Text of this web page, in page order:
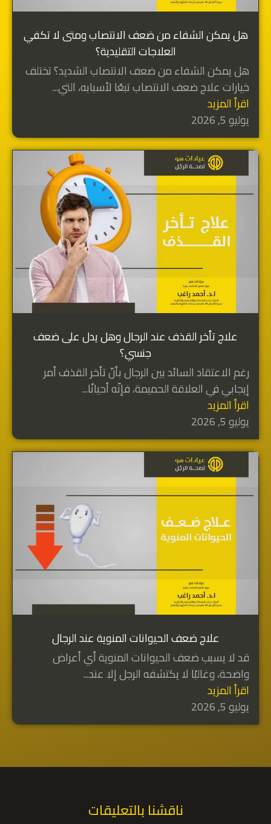
هل يمكن الشفاء من ضعف الانتصاب ومتى لا تكفي
العلاجات التقليدية؟
هل يمكن الشفاء من ضعف الانتصاب الشديد؟ تختلف
خيارات علاج ضعف الانتصاب تبعًا لأسبابه، التي...
اقرأ المزيد
يوليو 5, 2026
علاج تأخر القذف عند الرجال وهل يدل على ضعف
جنسي؟
رغم الاعتقاد السائد بين الرجال بأنّ تأخر القذف أمر
إيجابي في العلاقة الحميمة، فإنّه أحيانًا...
اقرأ المزيد
يوليو 5, 2026
علاج ضعف الحيوانات المنوية عند الرجال
قد لا يسبب ضعف الحيوانات المنوية أي أعراض
واضحة، وغالبًا لا يكتشفه الرجل إلا عند...
اقرأ المزيد
يوليو 5, 2026
ناقشنا بالتعليقات